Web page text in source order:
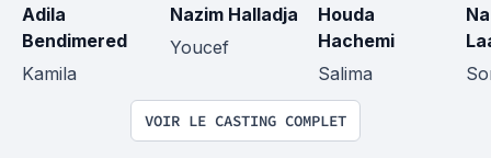
Adila
Bendimered
Kamila
Nazim Halladja
Youcef
Houda
Hachemi
Salima
VOIR LE CASTING COMPLET